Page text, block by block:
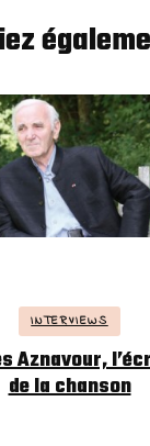
INTERVIEWS
Aznavour,
de la chanson